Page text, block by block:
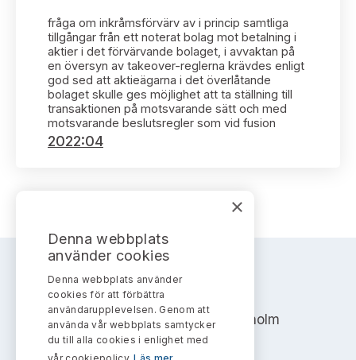
Ledamöter
Huvudmän
Verksamhetsberättelser
Publikationer och anföranden
Sök uttalanden
Avgifter
Prenumerera
Kontakt administrativa ärenden
fråga om inkråmsförvärv av i princip samtliga
tillgångar från ett noterat bolag mot betalning i
aktier i det förvärvande bolaget, i avvaktan på
en översyn av takeover-reglerna krävdes enligt
god sed att aktieägarna i det överlåtande
bolaget skulle ges möjlighet att ta ställning till
transaktionen på motsvarande sätt och med
motsvarande beslutsregler som vid fusion
2022:04
AKTIEMARKNADSNÄMNDEN
Address: Box 7354, 103 90 Stockholm
info@aktiemarknadsnamnden.se
×
Denna webbplats
använder cookies
Denna webbplats använder
cookies för att förbättra
användarupplevelsen. Genom att
använda vår webbplats samtycker
du till alla cookies i enlighet med